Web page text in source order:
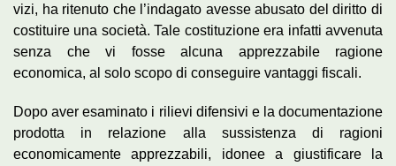
vizi, ha ritenuto che l’indagato avesse abusato del diritto di
costituire una società. Tale costituzione era infatti avvenuta
senza che vi fosse alcuna apprezzabile ragione
economica, al solo scopo di conseguire vantaggi fiscali.
Dopo aver esaminato i rilievi difensivi e la documentazione
prodotta in relazione alla sussistenza di ragioni
economicamente apprezzabili, idonee a giustificare la